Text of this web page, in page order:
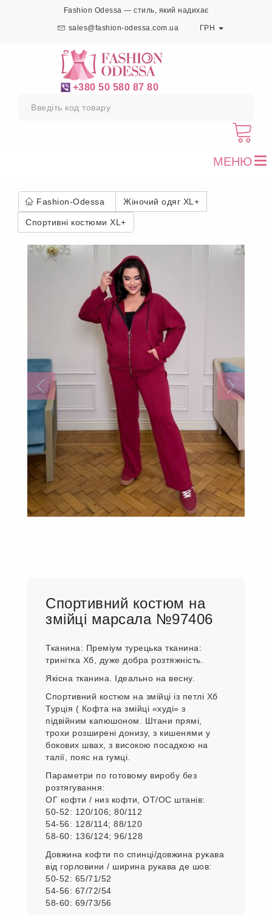
Fashion Odessa — стиль, який надихає
sales@fashion-odessa.com.ua ГРН
+380 50 580 87 80
МЕНЮ
Fashion-Odessa Жіночий одяг XL+
Спортивні костюми XL+
Спортивний костюм на
змійці марсала №97406
Тканина: Преміум турецька тканина:
тринітка Хб, дуже добра розтяжність.
Якісна тканина. Ідеально на весну.
Спортивний костюм на змійці із петлі Хб
Турція ( Кофта на змійці «худі» з
підвійним капюшоном. Штани прямі,
трохи розширені донизу, з кишенями у
бокових швах, з високою посадкою на
талії, пояс на гумці.
Параметри по готовому виробу без
розтягування:
ОГ кофти / низ кофти, ОТ/ОС штанів:
50-52: 120/106; 80/112
54-56: 128/114; 88/120
58-60: 136/124; 96/128
Довжина кофти по спинці/довжина рукава
від горловини / ширина рукава де шов:
50-52: 65/71/52
54-56: 67/72/54
58-60: 69/73/56